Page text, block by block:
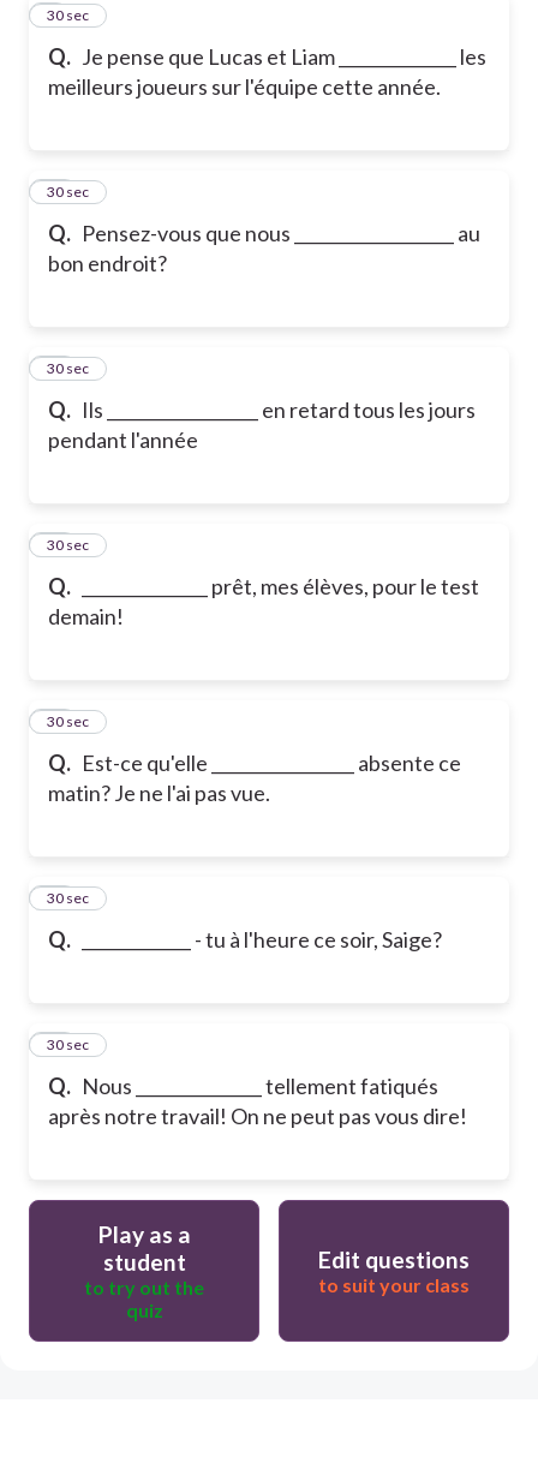
Q. Je pense que Lucas et Liam ______________ les
meilleurs joueurs sur l'équipe cette année.
9
30 sec
Q. Pensez-vous que nous ___________________ au
bon endroit?
10
30 sec
Q. Ils __________________ en retard tous les jours
pendant l'année
11
30 sec
Q.
_______________ prêt, mes élèves, pour le test
demain!
12
30 sec
Q. Est-ce qu'elle _________________ absente ce
matin? Je ne l'ai pas vue.
13
30 sec
Q. _____________ - tu à l'heure ce soir, Saige?
14
30 sec
Q. Nous _______________ tellement fatiqués
après notre travail! On ne peut pas vous dire!
15
30 sec
Play as a
student
to try out the
quiz
Edit questions
to suit your class